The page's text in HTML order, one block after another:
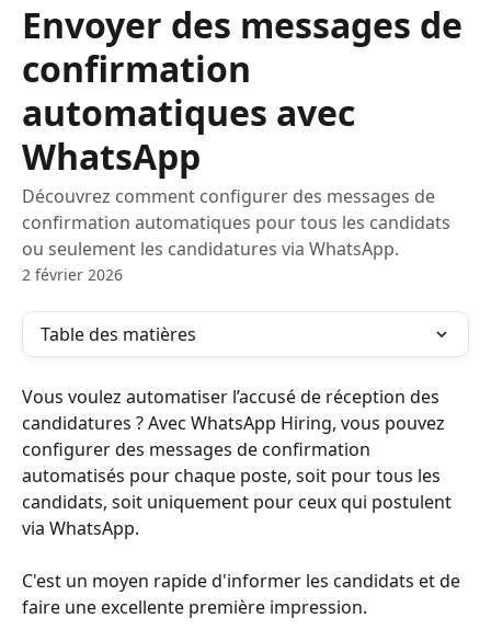
Envoyer des messages de
confirmation
automatiques avec
WhatsApp
Découvrez comment configurer des messages de
confirmation automatiques pour tous les candidats
ou seulement les candidatures via WhatsApp.
2 février 2026
Table des matières
Vous voulez automatiser l’accusé de réception des
candidatures ? Avec WhatsApp Hiring, vous pouvez
configurer des messages de confirmation
automatisés pour chaque poste, soit pour tous les
candidats, soit uniquement pour ceux qui postulent
via WhatsApp.
C'est un moyen rapide d'informer les candidats et de
faire une excellente première impression.